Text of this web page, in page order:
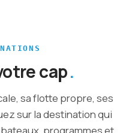
cap
sa flotte propre, ses
sur la destination qui
FORT